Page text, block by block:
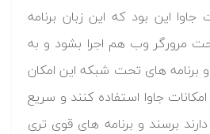
این بود که این زبان برنامه
مرورگر وب هم اجرا بشود و به
های تحت شبکه این امکان
امکانات جاوا استفاده کنند و سریع
برسند و برنامه های قوی تری